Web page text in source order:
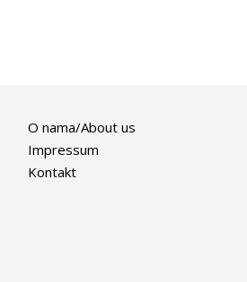
O nama/About us
Impressum
Kontakt